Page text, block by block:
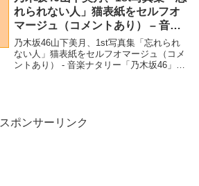
れられない人」猫表紙をセルフオ
マージュ（コメントあり） – 音楽
ナタリー
乃木坂46山下美月、1st写真集「忘れられ
ない人」猫表紙をセルフオマージュ（コメ
ントあり） - 音楽ナタリー「乃木坂46」関
スポンサーリンク